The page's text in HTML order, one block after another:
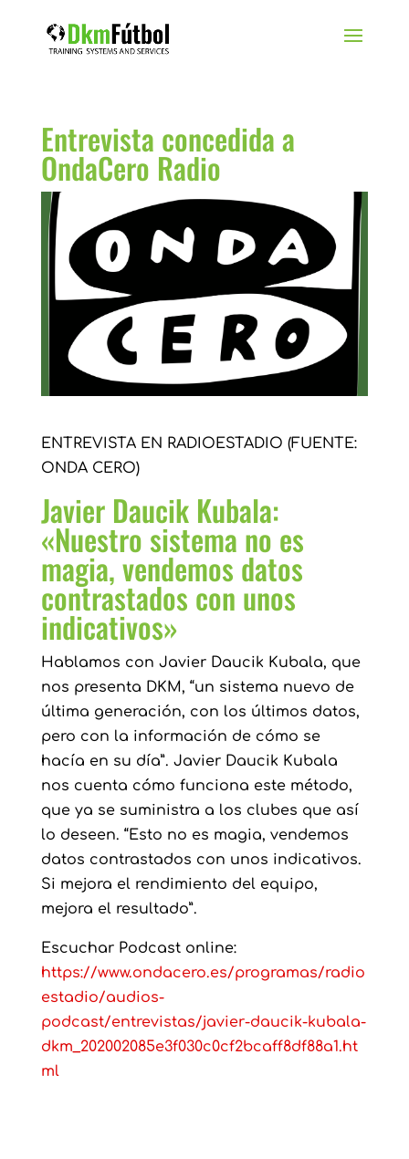
Entrevista concedida a
OndaCero Radio
ENTREVISTA EN RADIOESTADIO (FUENTE:
ONDA CERO)
Javier Daucik Kubala:
«Nuestro sistema no es
magia, vendemos datos
contrastados con unos
indicativos»
Hablamos con Javier Daucik Kubala, que
nos presenta DKM, “un sistema nuevo de
última generación, con los últimos datos,
pero con la información de cómo se
hacía en su día”. Javier Daucik Kubala
nos cuenta cómo funciona este método,
que ya se suministra a los clubes que así
lo deseen. “Esto no es magia, vendemos
datos contrastados con unos indicativos.
Si mejora el rendimiento del equipo,
mejora el resultado”.
Escuchar Podcast online:
https://www.ondacero.es/programas/radio
estadio/audios-
podcast/entrevistas/javier-daucik-kubala-
dkm_202002085e3f030c0cf2bcaff8df88a1.ht
ml